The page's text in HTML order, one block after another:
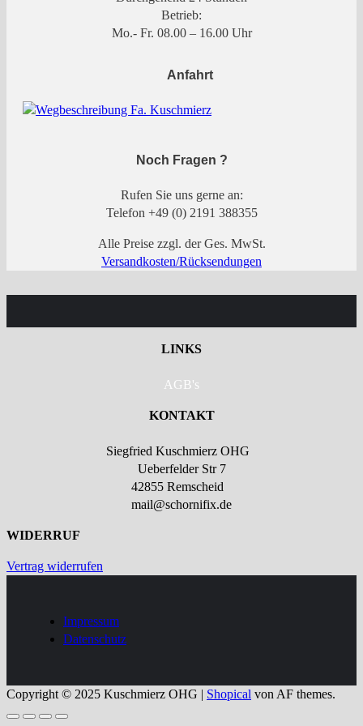
Betrieb:
Mo.- Fr. 08.00 – 16.00 Uhr
Anfahrt
Noch Fragen ?
Rufen Sie uns gerne an:
Telefon +49 (0) 2191 388355
Alle Preise zzgl. der Ges. MwSt.
Versandkosten/Rücksendungen
LINKS
AGB's
KONTAKT
Siegfried Kuschmierz OHG
Ueberfelder Str 7
42855 Remscheid
mail@schornifix.de
WIDERRUF
Vertrag widerrufen
Impressum
Datenschutz
Copyright © 2025 Kuschmierz OHG | Shopical von AF themes.